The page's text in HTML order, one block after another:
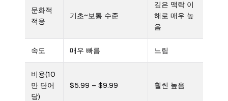
문화적
적응
기초~보통 수준
깊은 맥락 이
해로 매우 높
음
속도 매우 빠름 느림
비용(10
만 단어
당)
$5.99 – $9.99 훨씬 높음